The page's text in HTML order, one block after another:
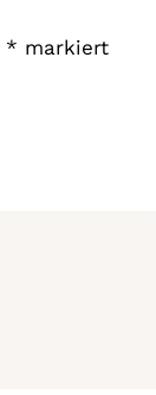
* markiert